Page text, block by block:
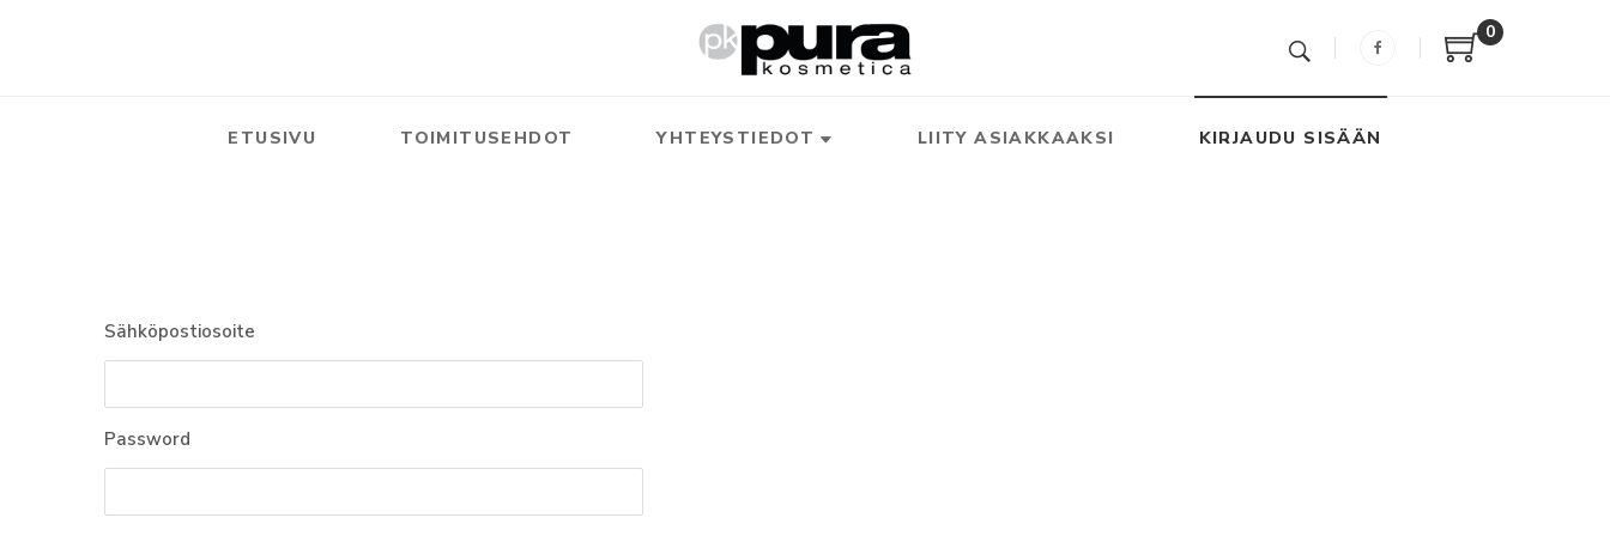
0
ETUSIVU TOIMITUSEHDOT YHTEYSTIEDOT LIITY ASIAKKAAKSI KIRJAUDU SISÄÄN
Sähköpostiosoite
Password